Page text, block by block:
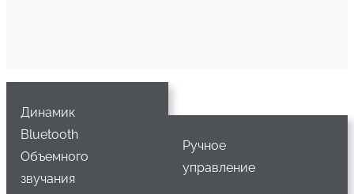
Динамик
Bluetooth
Объемного
звучания
Ручное
управление